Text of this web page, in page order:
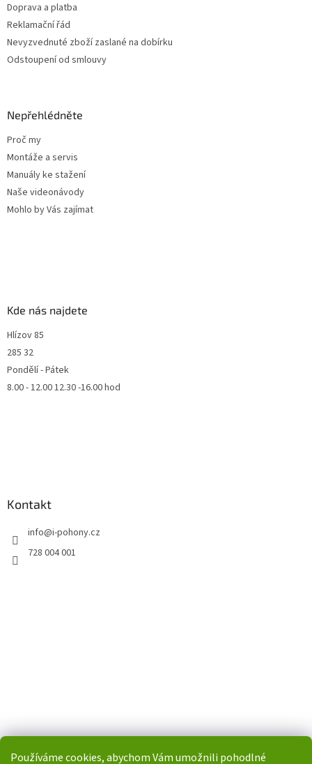
Používáme cookies, abychom Vám umožnili pohodlné
Doprava a platba
Reklamační řád
Nevyzvednuté zboží zaslané na dobírku
Odstoupení od smlouvy
Nepřehlédněte
Proč my
Montáže a servis
Manuály ke stažení
Naše videonávody
Mohlo by Vás zajímat
Kde nás najdete
Hlízov 85
285 32
Pondělí - Pátek
8.00 - 12.00 12.30 -16.00 hod
Kontakt
info@i-pohony.cz
728 004 001